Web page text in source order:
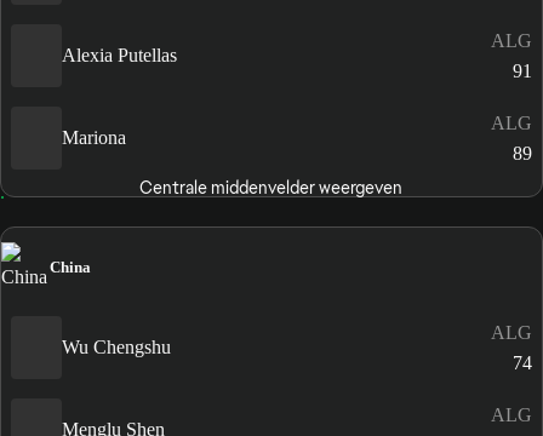
Alexia Putellas
ALG
91
Mariona
ALG
89
Centrale middenvelder weergeven
China
Wu Chengshu
ALG
74
Menglu Shen
ALG